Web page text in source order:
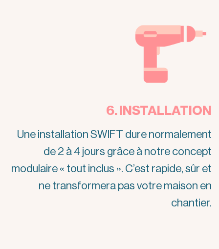
6. INSTALLATION
Une installation SWIFT dure normalement
de 2 à 4 jours grâce à notre concept
modulaire « tout inclus ». C’est rapide, sûr et
ne transformera pas votre maison en
chantier.